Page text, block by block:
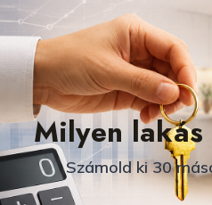
Milyen
Számold ki 30